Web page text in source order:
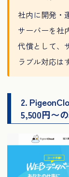
社内に開発・
サーバーを社
代償として、
ラブル対応は
2.
5,500円〜